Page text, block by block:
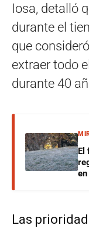
Iosa, detalló
durante el
que
extraer todo
durante 40
El
Las